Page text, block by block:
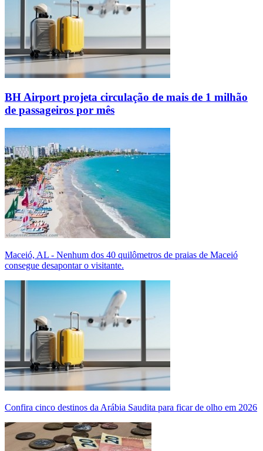
BH Airport projeta circulação de mais de 1 milhão
de passageiros por mês
Maceió, AL - Nenhum dos 40 quilômetros de praias de Maceió
consegue desapontar o visitante.
Confira cinco destinos da Arábia Saudita para ficar de olho em 2026